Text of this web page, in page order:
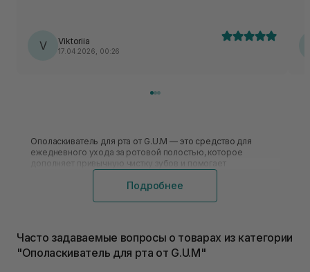
V Viktoriia
17.04.2026, 00:26
Ополаскиватель для рта от G.U.M — это средство для
ежедневного ухода за ротовой полостью, которое
дополняет привычную чистку зубов и помогает
поддерживать ощущение свежести. Его используют после
щетки и пасты, когда важно лучше очищать
Подробнее
Часто задаваемые вопросы о товарах из категории
"Ополаскиватель для рта от G.U.M"